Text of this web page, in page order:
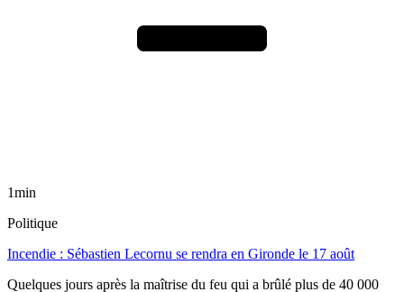
1min
Politique
Incendie : Sébastien Lecornu se rendra en Gironde le 17 août
Quelques jours après la maîtrise du feu qui a brûlé plus de 40 000